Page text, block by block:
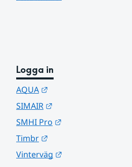
Logga in
AQUA
SIMAIR
SMHI Pro
Timbr
Vinterväg